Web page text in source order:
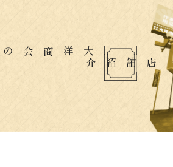
店舗紹介